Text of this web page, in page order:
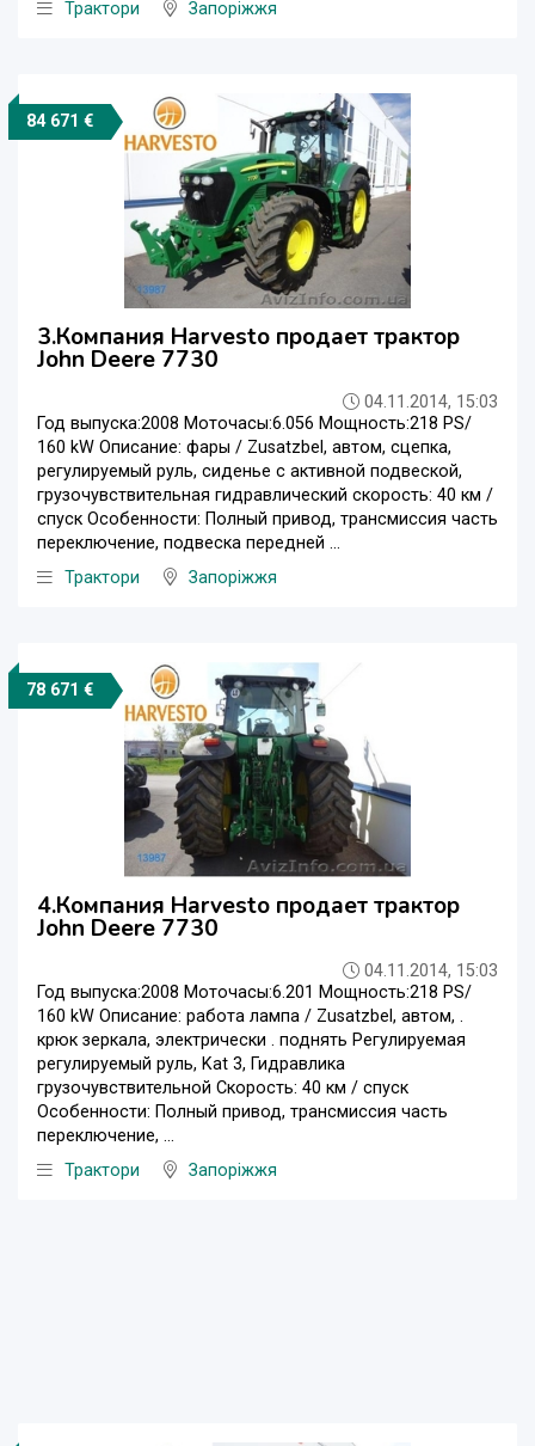
Трактори
Запоріжжя
84 671 €
3.Компания Harvesto продает трактор
John Deere 7730
04.11.2014, 15:03
Год выпуска:2008 Моточасы:6.056 Мощность:218 PS/
160 kW Описание: фары / Zusatzbel, автом, сцепка,
регулируемый руль, сиденье с активной подвеской,
грузочувствительная гидравлический скорость: 40 км /
спуск Особенности: Полный привод, трансмиссия часть
переключение, подвеска передней ...
Трактори
Запоріжжя
78 671 €
4.Компания Harvesto продает трактор
John Deere 7730
04.11.2014, 15:03
Год выпуска:2008 Моточасы:6.201 Мощность:218 PS/
160 kW Описание: работа лампа / Zusatzbel, автом, .
крюк зеркала, электрически . поднять Регулируемая
регулируемый руль, Kat 3, Гидравлика
грузочувствительной Скорость: 40 км / спуск
Особенности: Полный привод, трансмиссия часть
переключение, ...
Трактори
Запоріжжя